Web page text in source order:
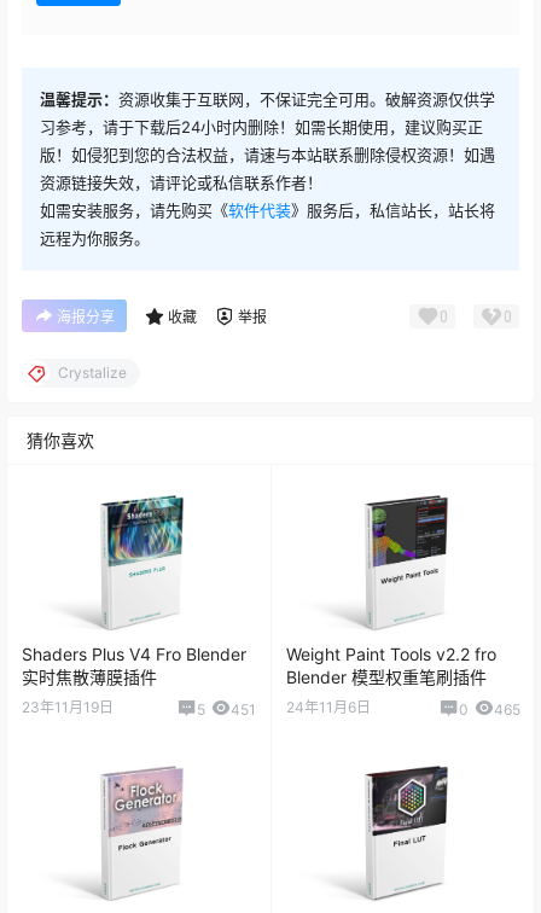
温馨提示： 资源收集于互联网，不保证完全可用。破解资源仅供学
习参考，请于下载后24小时内删除！如需长期使用，建议购买正
版！如侵犯到您的合法权益，请速与本站联系删除侵权资源！如遇
资源链接失效，请评论或私信联系作者！
如需安装服务，请先购买《软件代装》服务后，私信站长，站长将
远程为你服务。
海报分享 收藏 举报 0 0
Crystalize
猜你喜欢
Shaders Plus V4 Fro Blender
实时焦散薄膜插件
23年11月19日 5 451
Weight Paint Tools v2.2 fro
Blender 模型权重笔刷插件
24年11月6日 0 465